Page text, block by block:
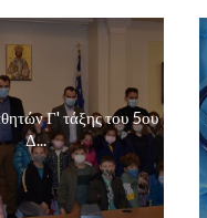
Γ' τάξης του 5ου
Δ...